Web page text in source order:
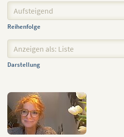
Reihenfolge
Darstellung